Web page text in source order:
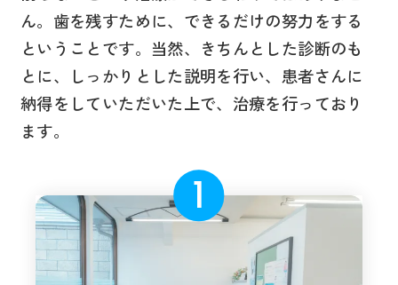
ん。歯を残すために、できるだけの努力をする
ということです。当然、きちんとした診断のも
とに、しっかりとした説明を行い、患者さんに
納得をしていただいた上で、治療を行っており
ます。